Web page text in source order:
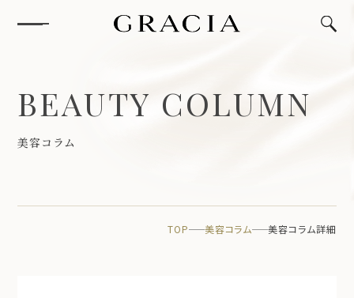
BEAUTY COLUMN
美容コ ラム
TOP 美容コラム 美容コラム詳細